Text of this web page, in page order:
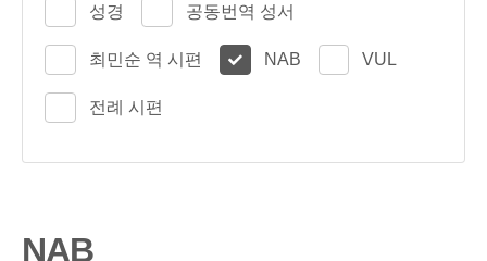
성경 공동번역 성서
최민순 역 시편 NAB VUL
전례 시편
NAB